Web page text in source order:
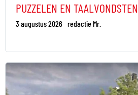
PUZZELEN EN TAALVONDSTEN
3 augustus 2026 redactie Mr.